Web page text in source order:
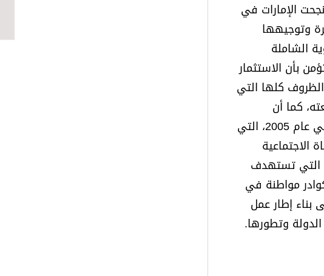
الإمارات في
وتوجيهها
الشاملة
بأن الاستثمار
كلها التي
كما أن
الشباب أحد الركائز الرئيسة في مرحلة التمكين التي أطلقها صاحب السمو رئيس الدولة، (حفظه الله)، في عام 2005، التي
التي تستهدف
التي تستهدف إعداد كوادر مواطنة في
بناء إطار عمل
وتطورها.